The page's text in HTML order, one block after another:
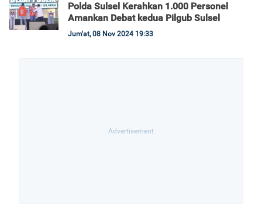
Polda Sulsel Kerahkan 1.000 Personel
Amankan Debat kedua Pilgub Sulsel
Jum'at, 08 Nov 2024 19:33